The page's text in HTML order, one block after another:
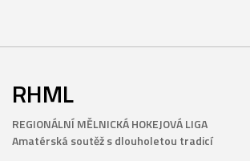
RHML
REGIONÁLNÍ MĚLNICKÁ HOKEJOVÁ LIGA
Amatérská soutěž s dlouholetou tradicí